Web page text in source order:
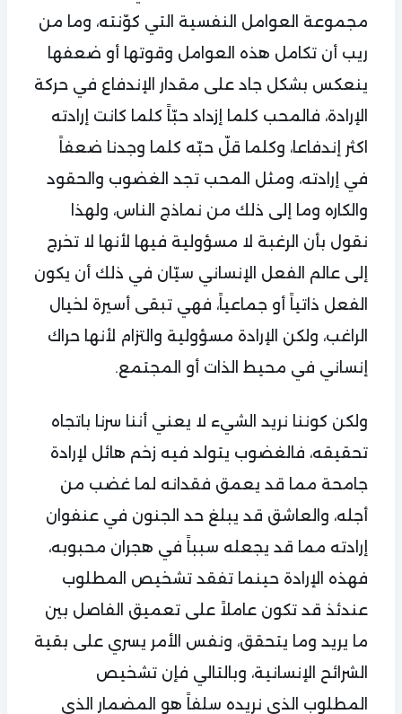
مجموعة العوامل النفسية التي كوّنته، وما من
ريب أن تكامل هذه العوامل وقوتها أو ضعفها
ينعكس بشكل جاد على مقدار الإندفاع في حركة
الإرادة، فالمحب كلما إزداد حبّاً كلما كانت إرادته
اكثر إندفاعا، وكلما قلّ حبّه كلما وجدنا ضعفاً
في إرادته، ومثل المحب تجد الغضوب والحقود
والكاره وما إلى ذلك من نماذج الناس، ولهذا
نقول بأن الرغبة لا مسؤولية فيها لأنها لا تخرج
إلى عالم الفعل الإنساني سيّان في ذلك أن يكون
الفعل ذاتياً أو جماعياً، فهي تبقى أسيرة لخيال
الراغب، ولكن الإرادة مسؤولية والتزام لأنها حراك
إنساني في محيط الذات أو المجتمع.
ولكن كوننا نريد الشيء لا يعني أننا سرنا باتجاه
تحقيقه، فالغضوب يتولد فيه زخم هائل لإرادة
جامحة مما قد يعمق فقدانه لما غضب من
أجله، والعاشق قد يبلغ حد الجنون في عنفوان
إرادته مما قد يجعله سبباً في هجران محبوبه،
فهذه الإرادة حينما تفقد تشخيص المطلوب
عندئذ قد تكون عاملاً على تعميق الفاصل بين
ما يريد وما يتحقق، ونفس الأمر يسري على بقية
الشرائح الإنسانية، وبالتالي فإن تشخيص
المطلوب الذي نريده سلفاً هو المضمار الذي